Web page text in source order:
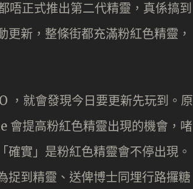
正式推出第二代精靈，真係搞到
新，整條街都充滿粉紅色精靈，
，就會發現今日要更新先玩到。原
會提高粉紅色精靈出現的機會，啫
實」是粉紅色精靈會不停出現。
捉到精靈、送俾博士同埋行路攞糖